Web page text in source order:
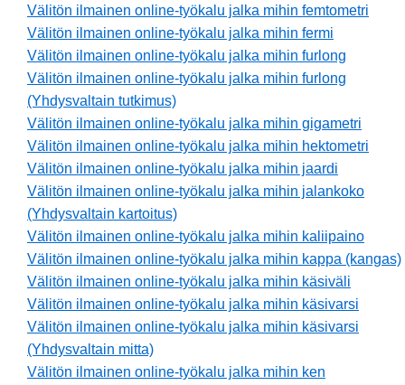
Välitön ilmainen online-työkalu jalka mihin femtometri
Välitön ilmainen online-työkalu jalka mihin fermi
Välitön ilmainen online-työkalu jalka mihin furlong
Välitön ilmainen online-työkalu jalka mihin furlong
(Yhdysvaltain tutkimus)
Välitön ilmainen online-työkalu jalka mihin gigametri
Välitön ilmainen online-työkalu jalka mihin hektometri
Välitön ilmainen online-työkalu jalka mihin jaardi
Välitön ilmainen online-työkalu jalka mihin jalankoko
(Yhdysvaltain kartoitus)
Välitön ilmainen online-työkalu jalka mihin kaliipaino
Välitön ilmainen online-työkalu jalka mihin kappa (kangas)
Välitön ilmainen online-työkalu jalka mihin käsiväli
Välitön ilmainen online-työkalu jalka mihin käsivarsi
Välitön ilmainen online-työkalu jalka mihin käsivarsi
(Yhdysvaltain mitta)
Välitön ilmainen online-työkalu jalka mihin ken